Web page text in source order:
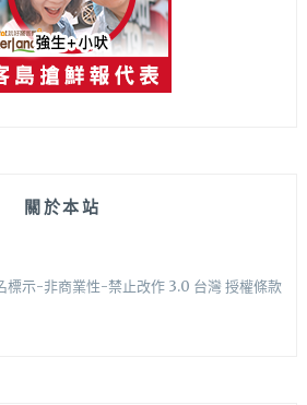
關於本站
標示-非商業性-禁止改作 3.0 台灣 授權條款